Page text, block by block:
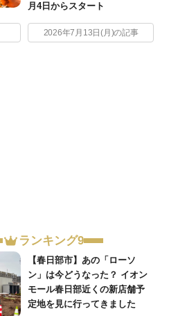
月4日からスタート
2026年7月13日(月)の記事
ランキング9
【春日部市】あの「ローソ
ン」は今どうなった？ イオン
モール春日部近くの新店舗予
定地を見に行ってきました